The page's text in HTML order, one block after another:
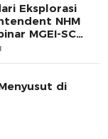
Eksplorasi
NHM
MGEI-SC
di